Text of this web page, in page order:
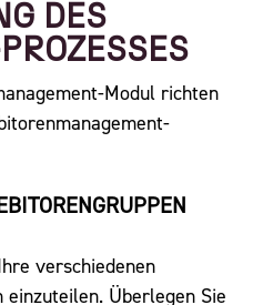
DES
Modul richten
verschiedenen
einzuteilen. Überlegen Sie